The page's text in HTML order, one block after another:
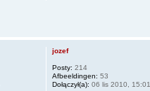
jozef
Posty: 214
Afbeeldingen: 53
Dołączył(a): 06 lis 2010, 15:01